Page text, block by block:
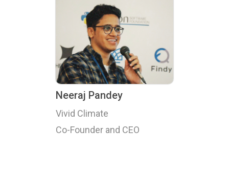
Neeraj Pandey
Vivid Climate
Co-Founder and CEO